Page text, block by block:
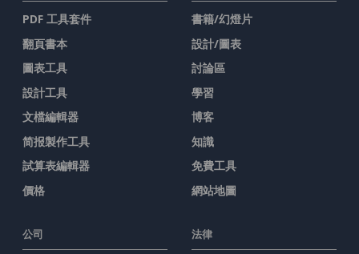
PDF 工具套件
翻頁書本
圖表工具
設計工具
文檔編輯器
简报製作工具
試算表編輯器
價格
書籍/幻燈片
設計/圖表
討論區
學習
博客
知識
免費工具
網站地圖
公司 法律